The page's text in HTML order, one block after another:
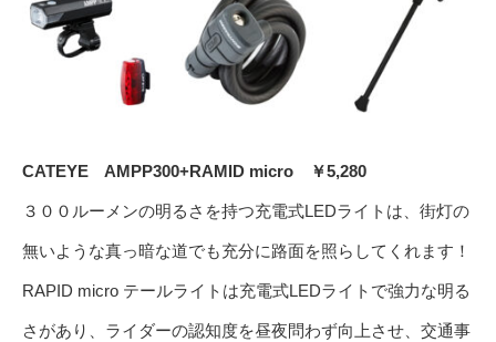
CATEYE AMPP300+RAMID micro ￥5,280
３００ルーメンの明るさを持つ充電式LEDライトは、街灯の
無いような真っ暗な道でも充分に路面を照らしてくれます！
RAPID micro テールライトは充電式LEDライトで強力な明る
さがあり、ライダーの認知度を昼夜問わず向上させ、交通事